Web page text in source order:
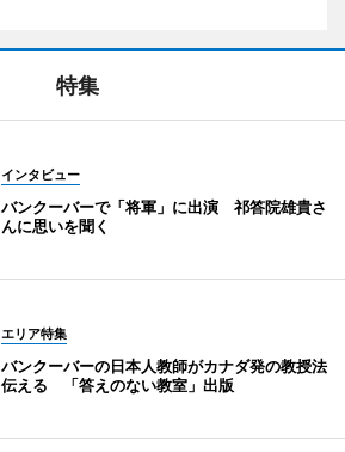
特集
インタビュー
バンクーバーで「将軍」に出演 祁答院雄貴さ
んに思いを聞く
エリア特集
バンクーバーの日本人教師がカナダ発の教授法
伝える 「答えのない教室」出版